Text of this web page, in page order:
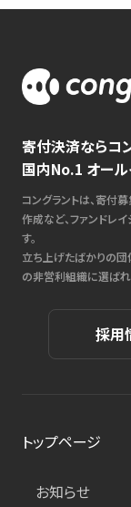
寄付決済ならコ
国内No.1 オー
コングラントは、寄付
作成など、ファンドレ
す。
立ち上げたばかりの
の非営利組織に選ばれ
採用
トップページ
お知らせ